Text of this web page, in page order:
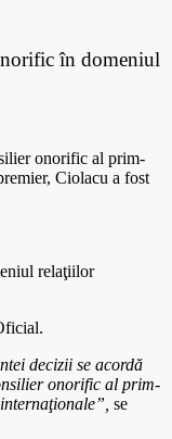
în domeniul
onorific al prim-
Ciolacu a fost
relaţiilor
decizii se acordă
onorific al prim-
se